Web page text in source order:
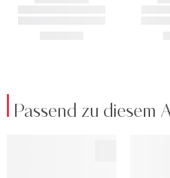
Passend zu diesem